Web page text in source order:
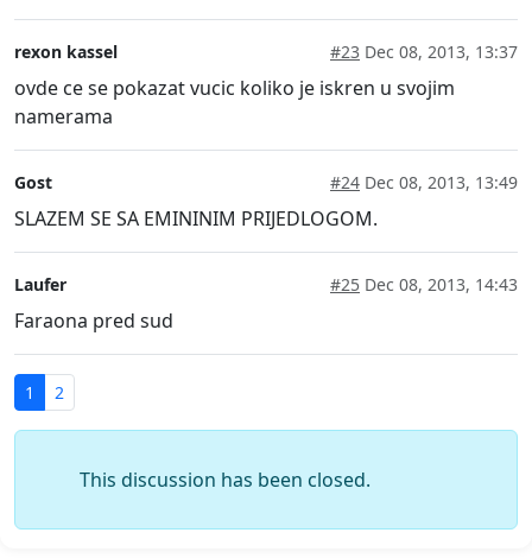
rexon kassel #23 Dec 08, 2013, 13:37
ovde ce se pokazat vucic koliko je iskren u svojim
namerama
Gost #24 Dec 08, 2013, 13:49
SLAZEM SE SA EMININIM PRIJEDLOGOM.
Laufer #25 Dec 08, 2013, 14:43
Faraona pred sud
1 2
This discussion has been closed.